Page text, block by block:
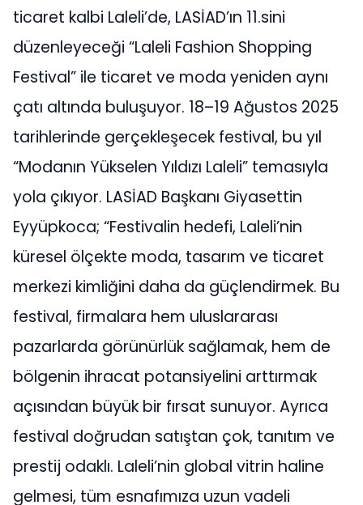
ticaret kalbi Laleli’de, LASİAD’ın 11.sini
düzenleyeceği “Laleli Fashion Shopping
Festival” ile ticaret ve moda yeniden aynı
çatı altında buluşuyor. 18–19 Ağustos 2025
tarihlerinde gerçekleşecek festival, bu yıl
“Modanın Yükselen Yıldızı Laleli” temasıyla
yola çıkıyor. LASİAD Başkanı Giyasettin
Eyyüpkoca; “Festivalin hedefi, Laleli’nin
küresel ölçekte moda, tasarım ve ticaret
merkezi kimliğini daha da güçlendirmek. Bu
festival, firmalara hem uluslararası
pazarlarda görünürlük sağlamak, hem de
bölgenin ihracat potansiyelini arttırmak
açısından büyük bir fırsat sunuyor. Ayrıca
festival doğrudan satıştan çok, tanıtım ve
prestij odaklı. Laleli’nin global vitrin haline
gelmesi, tüm esnafımıza uzun vadeli